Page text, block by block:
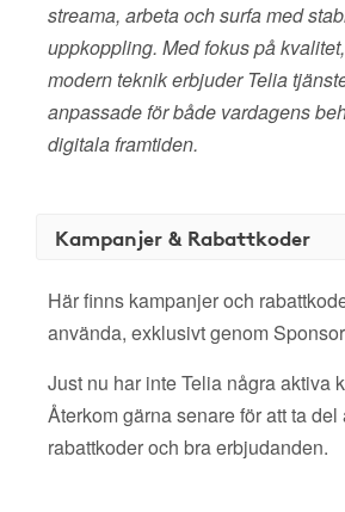
streama, arbeta och surfa med
uppkoppling. Med fokus på
modern teknik erbjuder Telia
anpassade för både vardagens
digitala framtiden.
Kampanjer & Rabattkoder
Här finns kampanjer och
använda, exklusivt genom
Just nu har inte Telia några aktiva
Återkom gärna senare för att ta del
rabattkoder och bra erbjudanden.